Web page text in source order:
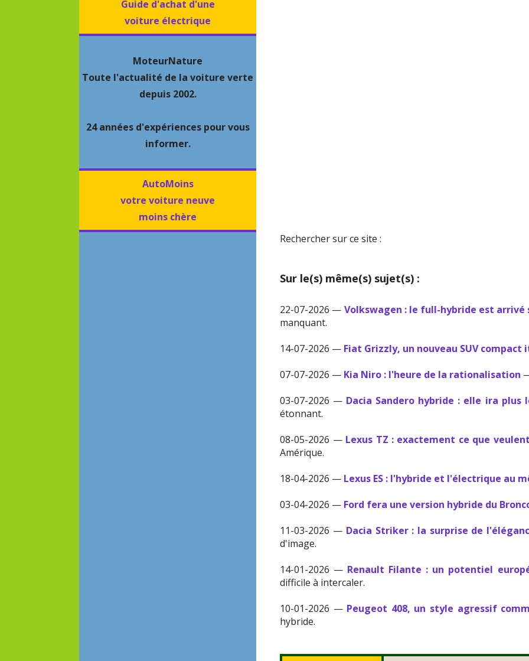
Guide d'achat d'une
voiture électrique
MoteurNature
Toute l'actualité de la voiture verte
depuis 2002.
24 années d'expériences pour vous
informer.
AutoMoins
votre voiture neuve
moins chère
Rechercher sur ce site :
Sur le(s) même(s) sujet(s) :
22-07-2026 — Volkswagen : le full-hybride est arrivé
manquant.
14-07-2026 — Fiat Grizzly, un nouveau SUV compact
07-07-2026 — Kia Niro : l'heure de la rationalisation
03-07-2026 — Dacia Sandero hybride : elle ira plus
étonnant.
08-05-2026 — Lexus TZ : exactement ce que
Amérique.
18-04-2026 — Lexus ES : l'hybride et l'électrique au
03-04-2026 — Ford fera une version hybride du
11-03-2026 — Dacia Striker : la surprise de
d'image.
14-01-2026 — Renault Filante : un potentiel
difficile à intercaler.
10-01-2026 — Peugeot 408, un style agressif
hybride.